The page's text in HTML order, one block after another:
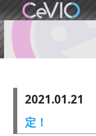
2021.01.21
定！